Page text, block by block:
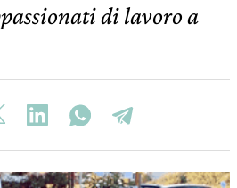
di lavoro a